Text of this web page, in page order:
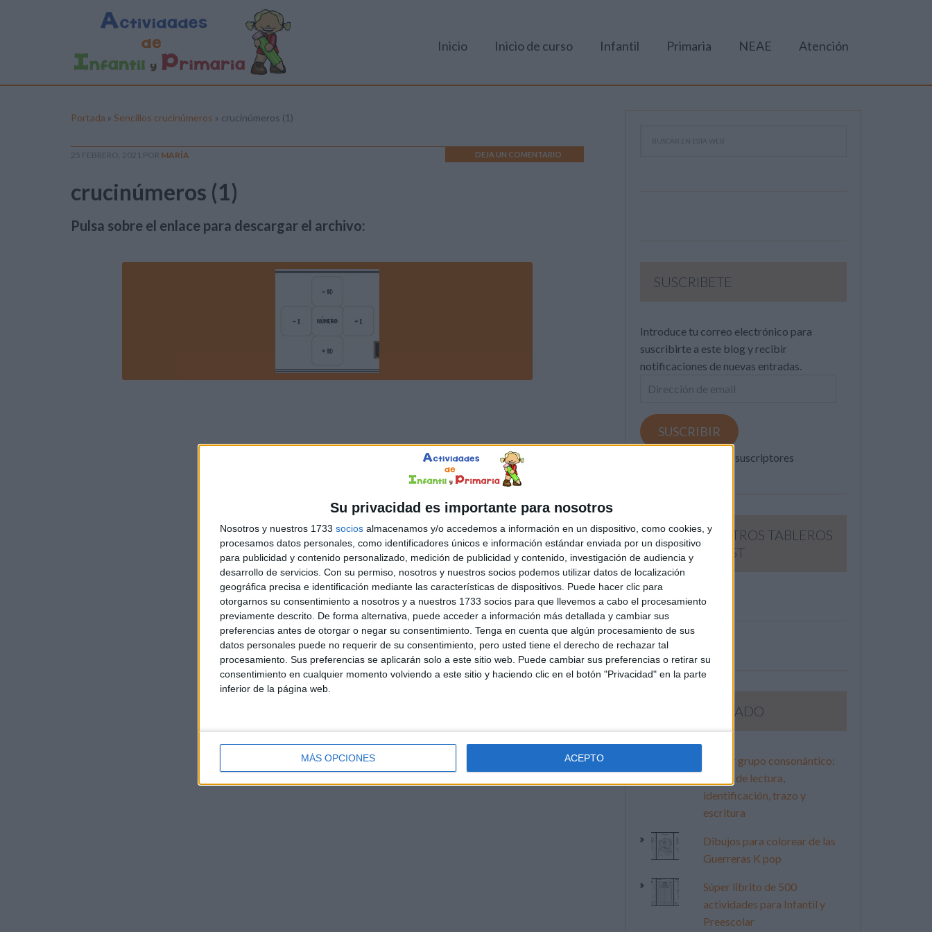
Su privacidad es importante para nosotros
Nosotros y nuestros 1733 socios almacenamos y/o accedemos a información en un dispositivo, como cookies, y
procesamos datos personales, como identificadores únicos e información estándar enviada por un dispositivo
para publicidad y contenido personalizado, medición de publicidad y contenido, investigación de audiencia y
desarrollo de servicios. Con su permiso, nosotros y nuestros socios podemos utilizar datos de localización
geográfica precisa e identificación mediante las características de dispositivos. Puede hacer clic para
otorgarnos su consentimiento a nosotros y a nuestros 1733 socios para que llevemos a cabo el procesamiento
previamente descrito. De forma alternativa, puede acceder a información más detallada y cambiar sus
preferencias antes de otorgar o negar su consentimiento. Tenga en cuenta que algún procesamiento de sus
datos personales puede no requerir de su consentimiento, pero usted tiene el derecho de rechazar tal
procesamiento. Sus preferencias se aplicarán solo a este sitio web. Puede cambiar sus preferencias o retirar su
consentimiento en cualquier momento volviendo a este sitio y haciendo clic en el botón "Privacidad" en la parte
inferior de la página web.
MÁS OPCIONES ACEPTO
Inicio Inicio de curso Infantil Primaria NEAE Atención
Portada » Sencillos crucinúmeros » crucinúmeros (1)
25 FEBRERO, 2021 POR MARÍA DEJA UN COMENTARIO
crucinúmeros (1)
Pulsa sobre el enlace para descargar el archivo:
SUSCRIBETE
Introduce tu correo electrónico para
suscribirte a este blog y recibir
notificaciones de nuevas entradas.
Dirección
email
SUSCRIBIR
Únete a otros 371K suscriptores
SIGUE NUESTROS TABLEROS
EN PINTEREST
LO MÁS VISITADO
Primer grupo consonántico:
Fichas de lectura,
identificación, trazo y
escritura
Dibujos para colorear de las
Guerreras K pop
Súper librito de 500
actividades para Infantil y
Preescolar